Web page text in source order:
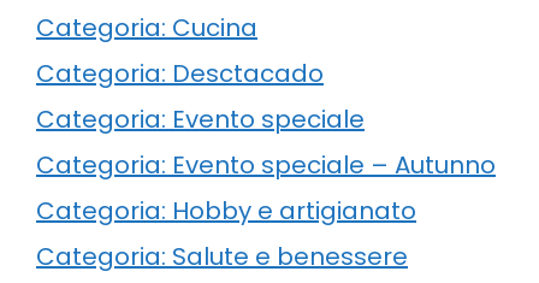
Categoria: Cucina
Categoria: Desctacado
Categoria: Evento speciale
Categoria: Evento speciale – Autunno
Categoria: Hobby e artigianato
Categoria: Salute e benessere